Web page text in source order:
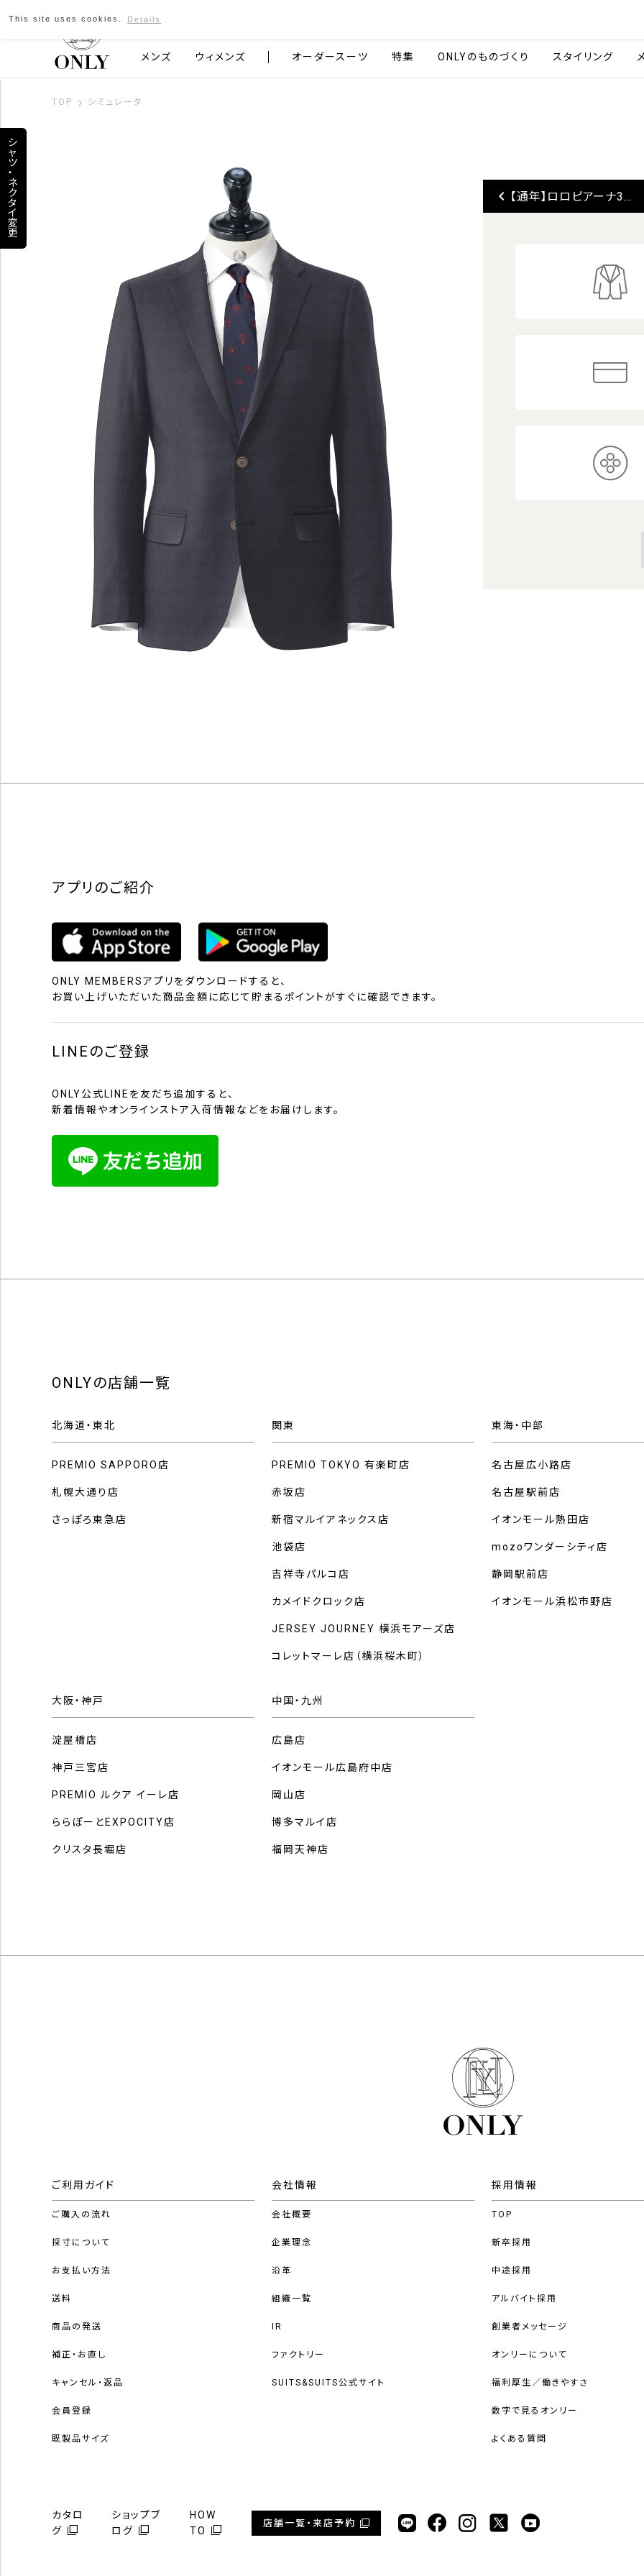
京都発のスーツブランド ONLY
メンズ ウィメンズ オーダースーツ 特集 ONLYのものづくり スタイリング
TOP シミュレータ
シ
ャ
ツ
・
ネ
ク
タ
イ
変
更
keyboard_arrow_left 【通年】ロロピアーナ3...
アプリのご紹介
ONLY MEMBERSアプリをダウンロードすると、
お買い上げいただいた商品金額に応じて貯まるポイントがすぐに確認できます。
LINEのご登録
ONLY公式LINEを友だち追加すると、
新着情報やオンラインストア入荷情報などをお届けします。
ONLYの店舗一覧
北海道・東北
PREMIO SAPPORO店
札幌大通り店
さっぽろ東急店
関東
PREMIO TOKYO 有楽町店
赤坂店
新宿マルイアネックス店
池袋店
吉祥寺パルコ店
カメイドクロック店
JERSEY JOURNEY 横浜モアーズ店
コレットマーレ店（横浜桜木町）
東海・中部
名古屋広小路店
名古屋駅前店
イオンモール熱田店
mozoワンダーシティ店
静岡駅前店
イオンモール浜松市野店
大阪・神戸
淀屋橋店
神戸三宮店
PREMIO ルクア イーレ店
ららぽーとEXPOCITY店
クリスタ長堀店
中国・九州
広島店
イオンモール広島府中店
岡山店
博多マルイ店
福岡天神店
ご利用ガイド
ご購入の流れ
採寸について
お支払い方法
送料
商品の発送
補正・お直し
キャンセル・返品
会員登録
既製品サイズ
会社情報
会社概要
企業理念
沿革
組織一覧
IR
ファクトリー
SUITS&SUITS公式サイト
採用情報
TOP
新卒採用
中途採用
アルバイト採用
創業者メッセージ
オンリーについて
福利厚生／働きやすさ
数字で見るオンリー
よくある質問
カタロ
グ
ショップブ
ログ
HOW
TO
店舗一覧・来店予約
This site uses cookies. Details